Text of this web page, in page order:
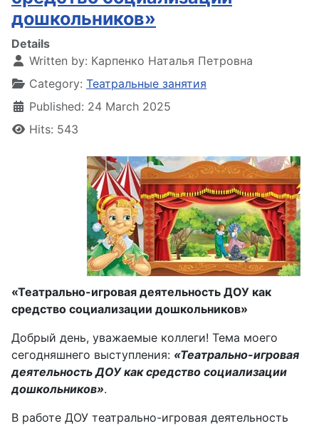
дошкольников»
Details
Written by: Карпенко Наталья Петровна
Category: Театральные занятия
Published: 24 March 2025
Hits: 543
«Театрально-игровая деятельность ДОУ как
средство социализации дошкольников»
Добрый день, уважаемые коллеги! Тема моего
сегодняшнего выступления: «Театрально-игровая
деятельность ДОУ как средство социализации
дошкольников».
В работе ДОУ театрально-игровая деятельность